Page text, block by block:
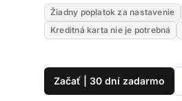
Žiadny poplatok za nastavenie
Kreditná karta nie je potrebná
Začať | 30 dní zadarmo